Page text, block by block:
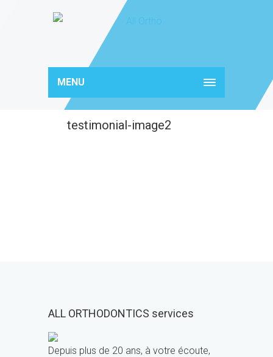
MENU
testimonial-image2
ALL ORTHODONTICS services
Depuis plus de 20 ans, à votre écoute,